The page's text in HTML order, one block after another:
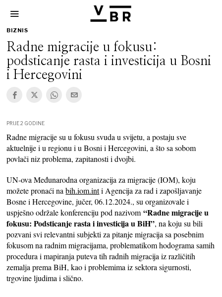
BIZNIS
Radne migracije u fokusu:
podsticanje rasta i investicija u Bosni
i Hercegovini
PRIJE 2 GODINE
Radne migracije su u fokusu svuda u svijetu, a postaju sve
aktuelnije i u regionu i u Bosni i Hercegovini, a što sa sobom
povlači niz problema, zapitanosti i dvojbi.
UN-ova Međunarodna organizacija za migracije (IOM), koju
možete pronaći nabih.iom.inti Agencija za rad i zapošljavanje
Bosne i Hercegovine, jučer, 06.12.2024., su organizovale i
uspješno održale konferenciju pod nazivom“Radne migracije u
fokusu: Podsticanje rasta i investicija u BiH”, na koju su bili
pozvani svi relevantni subjekti za pitanje migracija sa posebnim
fokusom na radnim migracijama, problematikom hodograma samih
procedura i mapiranja puteva tih radnih migracija iz različitih
zemalja prema BiH, kao i problemima iz sektora sigurnosti,
trgovine ljudima i slično.